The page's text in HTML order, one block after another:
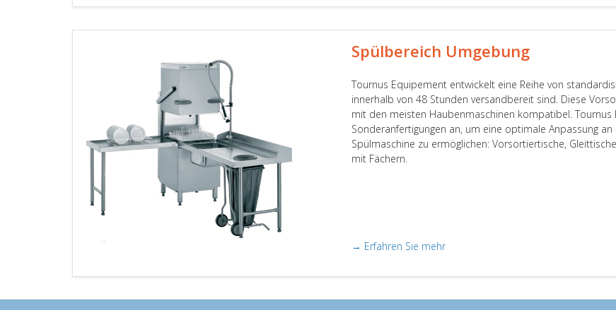
Spülbereich Umgebung
Tournus Equipement entwickelt eine Reihe von
innerhalb von 48 Stunden versandbereit sind. Diese
mit den meisten Haubenmaschinen kompatibel.
Sonderanfertigungen an, um eine optimale Anpassung
Spülmaschine zu ermöglichen: Vorsortiertische,
mit Fächern.
→ Erfahren Sie mehr